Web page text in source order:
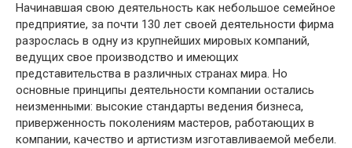
Начинавшая свою деятельность как небольшое семейное
предприятие, за почти 130 лет своей деятельности фирма
разрослась в одну из крупнейших мировых компаний,
ведущих свое производство и имеющих
представительства в различных странах мира. Но
основные принципы деятельности компании остались
неизменными: высокие стандарты ведения бизнеса,
приверженность поколениям мастеров, работающих в
компании, качество и артистизм изготавливаемой мебели.